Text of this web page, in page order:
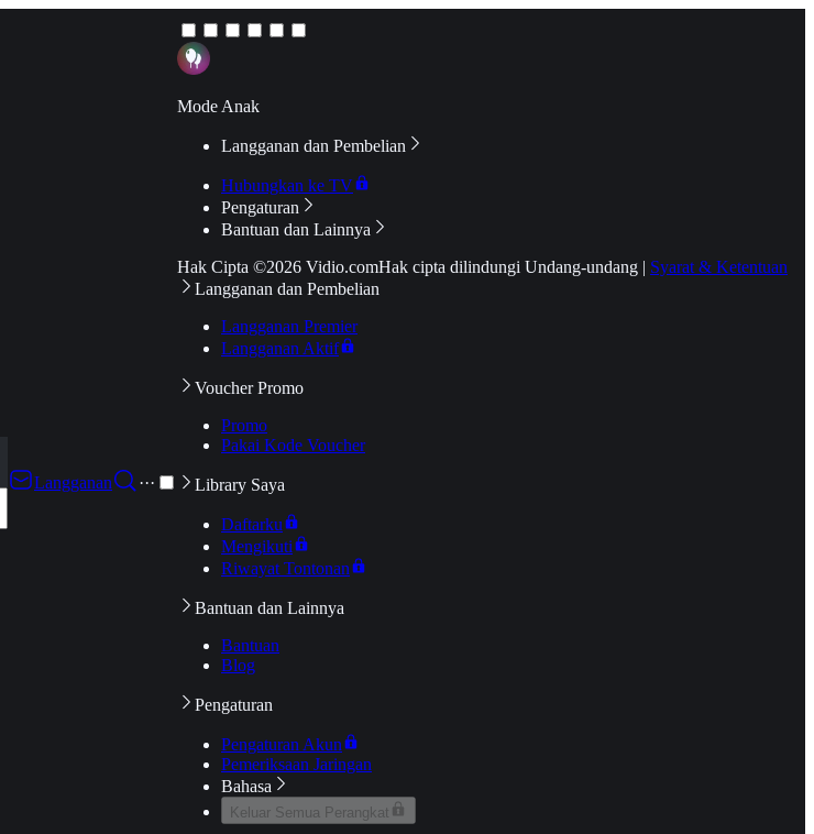
Langganan
···
Mode Anak
Langganan dan Pembelian
Hubungkan ke TV
Pengaturan
Bantuan dan Lainnya
Hak Cipta ©2026 Vidio.comHak cipta dilindungi Undang-undang | Syarat & Ketentuan
Langganan dan Pembelian
Langganan Premier
Langganan Aktif
Voucher Promo
Promo
Pakai Kode Voucher
Library Saya
Daftarku
Mengikuti
Riwayat Tontonan
Bantuan dan Lainnya
Bantuan
Blog
Pengaturan
Pengaturan Akun
Pemeriksaan Jaringan
Bahasa
Keluar Semua Perangkat